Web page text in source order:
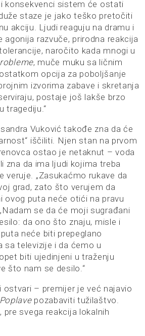
konsekvenci sistem će ostati
staze je jako teško pretočiti
akciju. Ljudi reaguju na dramu i
agonija razvuče, prirodna reakcija
naročito kada mnogi u
, muče muku sa ličnim
opcija za poboljšanje
izvorima zabave i skretanja
postaje još lakše brzo
tragediju.“
Vuković takođe zna da će
iščiliti. Njen stan na prvom
ostao je netaknut – voda
zna da ima ljudi kojima treba
veruje. „Zasukaćmo rukave da
grad, zato što verujem da
ovog puta neće otići na pravu
se da će moji sugrađani
da ono što znaju, misle i
neće biti prepeglano
sa televizije i da ćemo u
biti ujedinjeni u traženju
što nam se desilo.“
ostvari – premijer je već najavio
Poplavepozabaviti tužilaštvo.
pre svega reakcija lokalnih